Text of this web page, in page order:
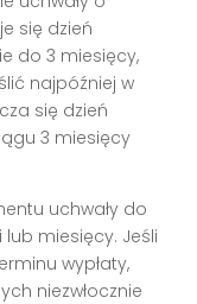
się dzień
do 3 miesięcy,
najpóźniej w
się dzień
3 miesięcy
uchwały do
lub miesięcy. Jeśli
wypłaty,
niezwłocznie